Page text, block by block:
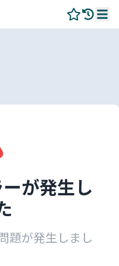
が発生し
題が発生しまし